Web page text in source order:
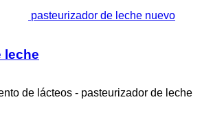
pasteurizador de leche nuevo
leche
de lácteos - pasteurizador de leche